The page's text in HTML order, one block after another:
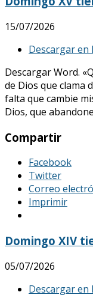
15/07/2026
Descargar en
Descargar Word.
de Dios que clama
falta que cambie
Dios, que
Compartir
Facebook
Twitter
Correo
Imprimir
Domingo XIV
05/07/2026
Descargar en